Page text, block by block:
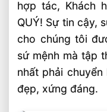
hợp tác, Khách
QUÝ! Sự tin cậy,
cho chúng tôi
sứ mệnh mà tập
nhất phải
đẹp, xứng đáng.